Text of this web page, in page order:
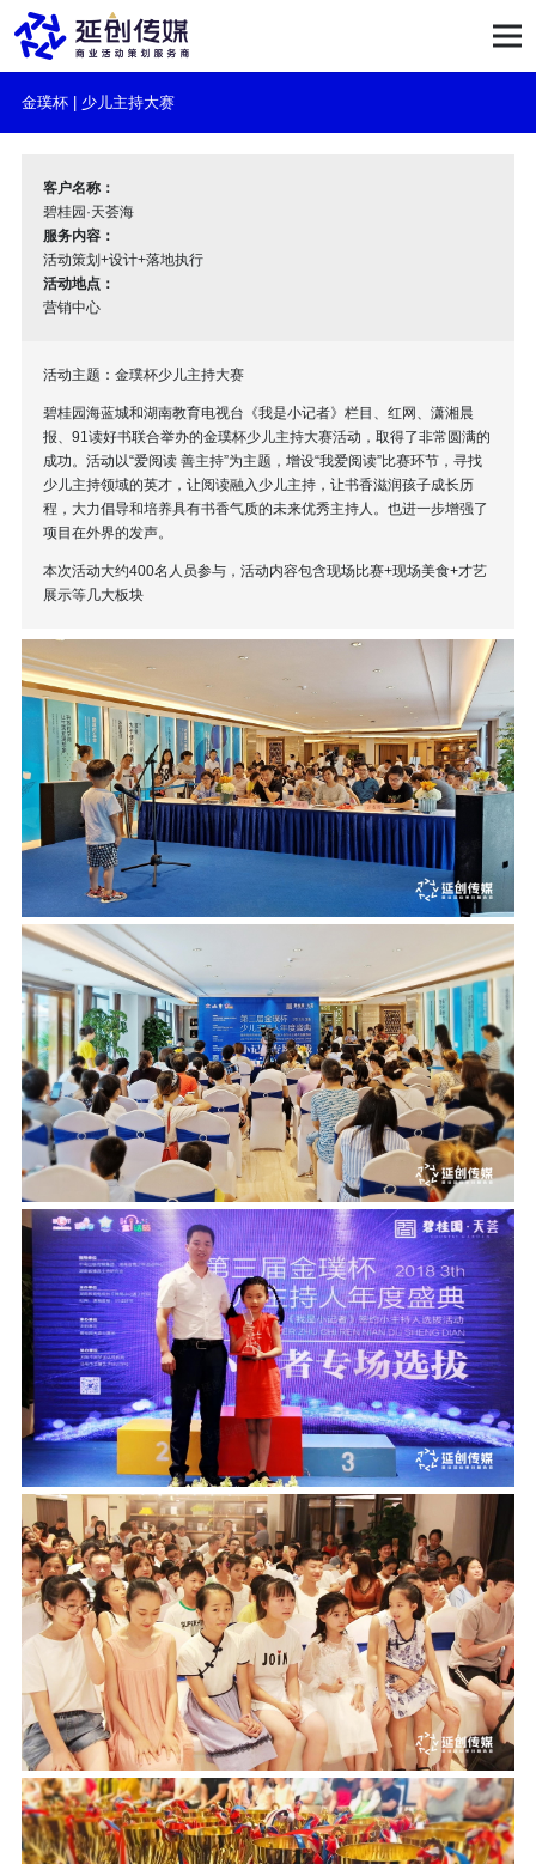
金璞杯 | 少儿主持大赛
客户名称：
碧桂园·天荟海
服务内容：
活动策划+设计+落地执行
活动地点：
营销中心
活动主题：金璞杯少儿主持大赛
碧桂园海蓝城和湖南教育电视台《我是小记者》栏目、红网、潇湘晨
报、91读好书联合举办的金璞杯少儿主持大赛活动，取得了非常圆满的
成功。活动以“爱阅读 善主持”为主题，增设“我爱阅读”比赛环节，寻找
少儿主持领域的英才，让阅读融入少儿主持，让书香滋润孩子成长历
程，大力倡导和培养具有书香气质的未来优秀主持人。也进一步增强了
项目在外界的发声。
本次活动大约400名人员参与，活动内容包含现场比赛+现场美食+才艺
展示等几大板块